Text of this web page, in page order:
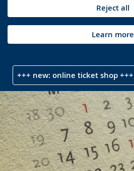
Reject all
Learn more
+++ new: online ticket shop +++